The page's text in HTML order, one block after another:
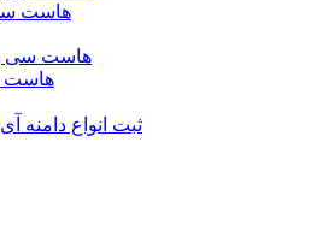
هاست
هاست سی
هاست
ثبت انواع دامنه